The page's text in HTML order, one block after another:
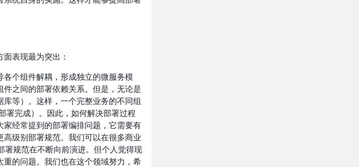
表现最为突出：
个组件解耦，形成独立的微服务模
之间的部署依赖关系。但是，无论是
等）。这样，一个完整业务的不同组
署完成）。因此，如何解决部署过程
经常提到的部署编排问题，它需要有
级别部署规范。我们可以在很多商业
规范在不断向前演进。但个人觉得现
的问题。我们也在这个领域努力，希